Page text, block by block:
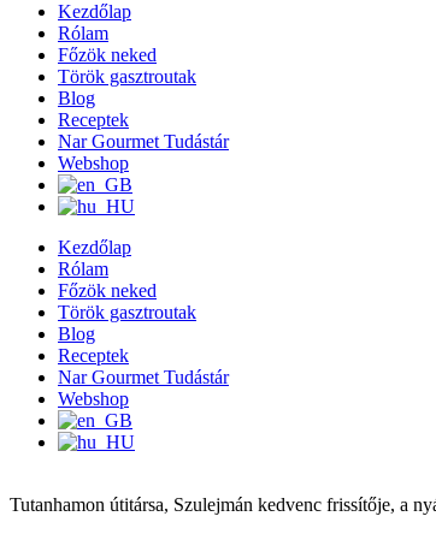
Kezdőlap
Rólam
Főzök neked
Török gasztroutak
Blog
Receptek
Nar Gourmet Tudástár
Webshop
Kezdőlap
Rólam
Főzök neked
Török gasztroutak
Blog
Receptek
Nar Gourmet Tudástár
Webshop
Tutanhamon útitársa, Szulejmán kedvenc frissítője, a